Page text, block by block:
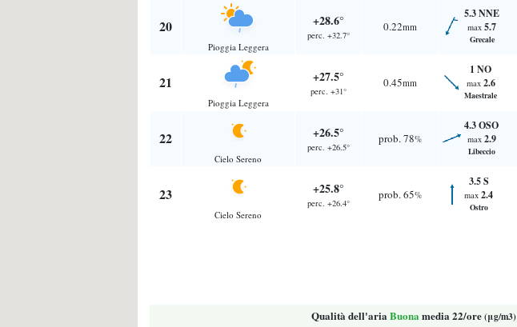
20
Pioggia Leggera
+28.6°
perc. +32.7°
0.22mm
5.3 NNE
max 5.7
Grecale
21
Pioggia Leggera
+27.5°
perc. +31°
0.45mm
1 NO
max 2.6
Maestrale
22
Cielo Sereno
+26.5°
perc. +26.5°
prob. 78%
4.3 OSO
max 2.9
Libeccio
23
Cielo Sereno
+25.8°
perc. +26.4°
prob. 65%
3.5 S
max 2.4
Ostro
Qualità dell'ariaBuona media 22/ore(μg/m3)